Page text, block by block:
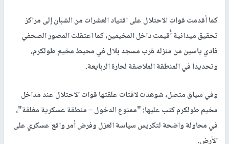
كما أقدمت قوات الاحتلال على اقتياد العشرات من الشبان إلى مراكز
تحقيق ميدانية أُقيمت داخل المخيمين، كما اعتقلت المصور الصحفي
فادي ياسين من منزله قرب مسجد بلال في محيط مخيم طولكرم،
وتحديدا في المنطقة الملاصقة لحارة الربايعة.
وفي سياق متصل، شوهدت لافتات علقتها قوات الاحتلال عند مداخل
مخيم طولكرم كتب عليها: "ممنوع الدخول – منطقة عسكرية مغلقة"،
في محاولة واضحة لتكريس سياسة العزل وفرض أمر واقع عسكري على